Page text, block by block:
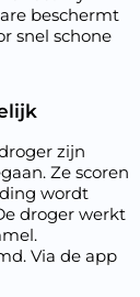
beschermt
snel schone
zijn
Ze scoren
wordt
droger werkt
Via de app